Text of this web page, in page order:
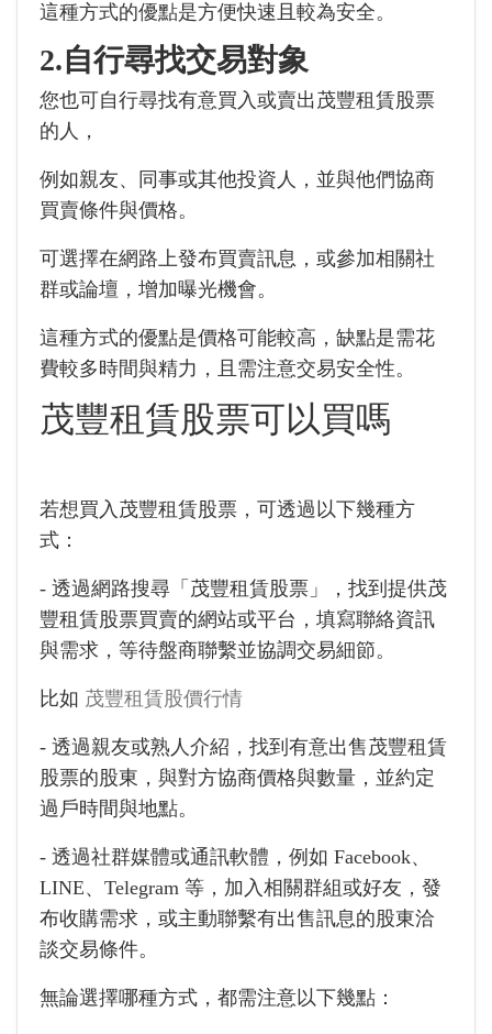
這種方式的優點是方便快速且較為安全。
2.自行尋找交易對象
您也可自行尋找有意買入或賣出茂豐租賃股票
的人，
例如親友、同事或其他投資人，並與他們協商
買賣條件與價格。
可選擇在網路上發布買賣訊息，或參加相關社
群或論壇，增加曝光機會。
這種方式的優點是價格可能較高，缺點是需花
費較多時間與精力，且需注意交易安全性。
茂豐租賃股票可以買嗎
若想買入茂豐租賃股票，可透過以下幾種方
式：
- 透過網路搜尋「茂豐租賃股票」，找到提供茂
豐租賃股票買賣的網站或平台，填寫聯絡資訊
與需求，等待盤商聯繫並協調交易細節。
比如 茂豐租賃股價行情
- 透過親友或熟人介紹，找到有意出售茂豐租賃
股票的股東，與對方協商價格與數量，並約定
過戶時間與地點。
- 透過社群媒體或通訊軟體，例如 Facebook、
LINE、Telegram 等，加入相關群組或好友，發
布收購需求，或主動聯繫有出售訊息的股東洽
談交易條件。
無論選擇哪種方式，都需注意以下幾點：